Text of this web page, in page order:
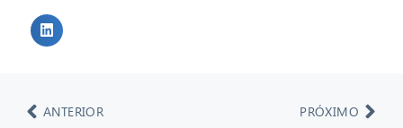
ANTERIOR PRÓXIMO